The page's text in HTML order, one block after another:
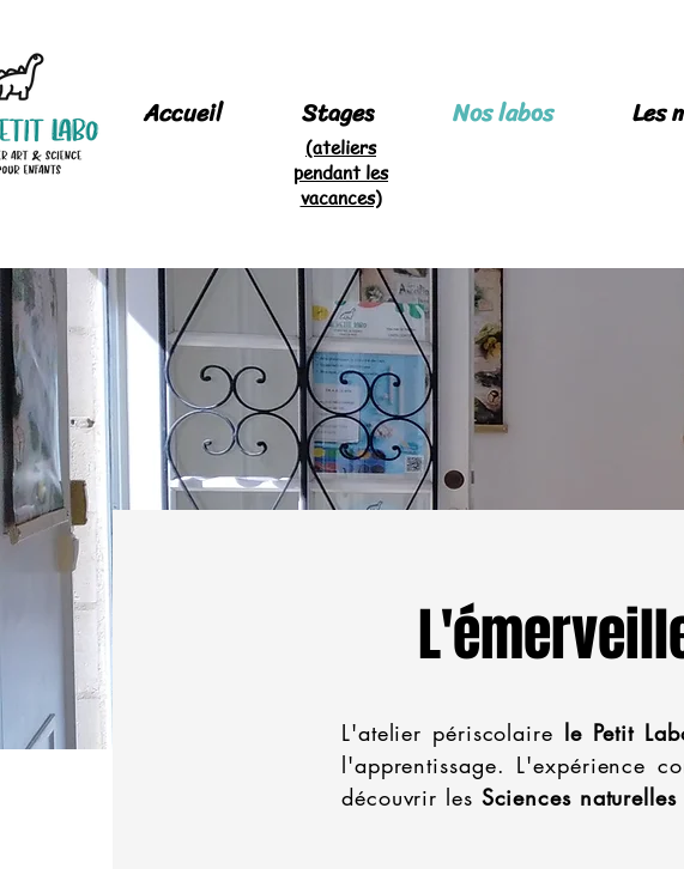
Accueil Stages Nos labos Les
(ateliers
pendant les
vacances)
L'atelier périscolaire le Petit
l'apprentissage. L'expérience
découvrir les Sciences